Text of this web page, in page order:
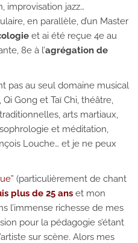
improvisation jazz…
en parallèle, d’un Master
et ai été reçue 4e au
8e à l’agrégation de
pas au seul domaine musical
Gong et Taï Chi, théâtre,
arts martiaux,
et méditation,
Louche… et je ne peux
(particulièrement de chant
plus de 25 ans et mon
l’immense richesse de mes
pour la pédagogie s’étant
sur scène. Alors mes